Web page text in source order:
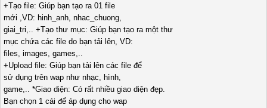
+Tạo file: Giúp bạn tạo ra 01 file
mới ,VD: hinh_anh, nhac_chuong,
giai_tri,.. +Tạo thư mục: Giúp bạn tạo ra một thư
mục chứa các file do bạn tải lên, VD:
files, images, games,..
+Upload file: Giúp bạn tải lên các file để
sử dụng trên wap như nhạc, hình,
game,.. *Giao diện: Có rất nhiều giao diện đẹp.
Bạn chọn 1 cái để áp dụng cho wap